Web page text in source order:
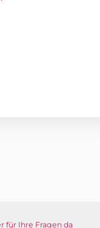
für Ihre Fragen da